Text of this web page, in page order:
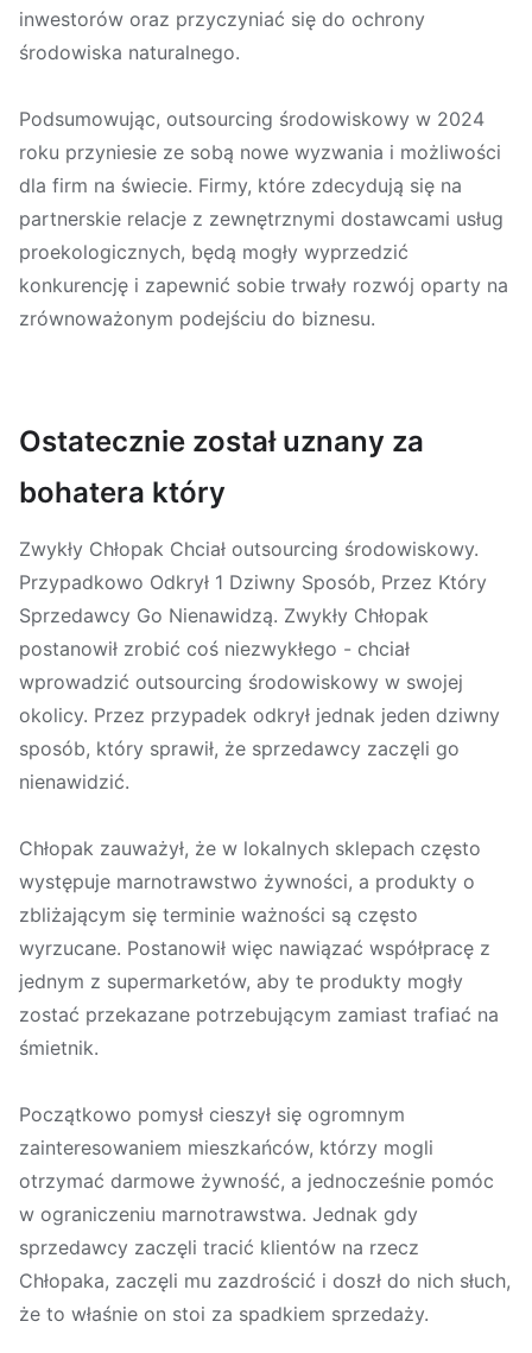
inwestorów oraz przyczyniać się do ochrony
środowiska naturalnego.
Podsumowując, outsourcing środowiskowy w 2024
roku przyniesie ze sobą nowe wyzwania i możliwości
dla firm na świecie. Firmy, które zdecydują się na
partnerskie relacje z zewnętrznymi dostawcami usług
proekologicznych, będą mogły wyprzedzić
konkurencję i zapewnić sobie trwały rozwój oparty na
zrównoważonym podejściu do biznesu.
Ostatecznie został uznany za
bohatera który
Zwykły Chłopak Chciał outsourcing środowiskowy.
Przypadkowo Odkrył 1 Dziwny Sposób, Przez Który
Sprzedawcy Go Nienawidzą. Zwykły Chłopak
postanowił zrobić coś niezwykłego - chciał
wprowadzić outsourcing środowiskowy w swojej
okolicy. Przez przypadek odkrył jednak jeden dziwny
sposób, który sprawił, że sprzedawcy zaczęli go
nienawidzić.
Chłopak zauważył, że w lokalnych sklepach często
występuje marnotrawstwo żywności, a produkty o
zbliżającym się terminie ważności są często
wyrzucane. Postanowił więc nawiązać współpracę z
jednym z supermarketów, aby te produkty mogły
zostać przekazane potrzebującym zamiast trafiać na
śmietnik.
Początkowo pomysł cieszył się ogromnym
zainteresowaniem mieszkańców, którzy mogli
otrzymać darmowe żywność, a jednocześnie pomóc
w ograniczeniu marnotrawstwa. Jednak gdy
sprzedawcy zaczęli tracić klientów na rzecz
Chłopaka, zaczęli mu zazdrościć i doszł do nich słuch,
że to właśnie on stoi za spadkiem sprzedaży.